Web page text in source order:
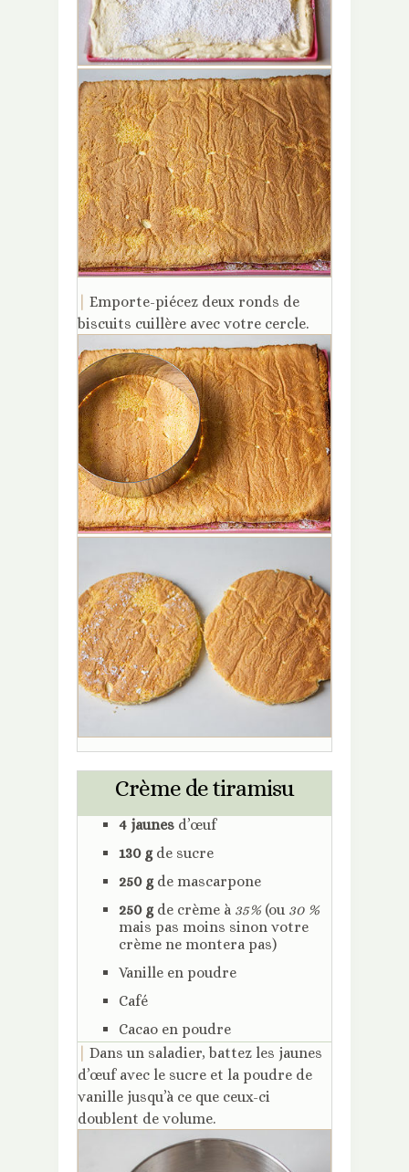
Emporte-piécez deux ronds de
biscuits cuillère avec votre cercle.
Crème de tiramisu
4 jaunes d’œuf
130 gde sucre
250 gde mascarpone
250 gde crème à 35%(ou 30 %
mais pas moins sinon votre
crème ne montera pas)
Vanille en poudre
Café
Cacao en poudre
Dans un saladier, battez les jaunes
d’œuf avec le sucre et la poudre de
vanille jusqu’à ce que ceux-ci
doublent de volume.